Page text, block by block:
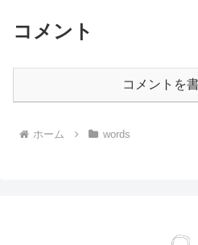
コメント
コメントを
ホーム words